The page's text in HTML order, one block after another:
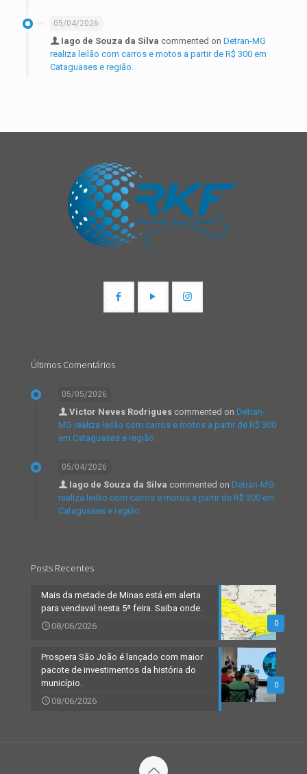
05/04/2026
Iago de Souza da Silva commented on Detran-MG
realiza leilão com carros e motos a partir de R$ 300 em
Cataguases e região.
Últimos Comentários
05/05/2026
Victor Neves Rodrigues commented on Detran-
MG realiza leilão com carros e motos a partir de R$ 300
em Cataguases e região.
05/04/2026
Iago de Souza da Silva commented on Detran-MG
realiza leilão com carros e motos a partir de R$ 300 em
Cataguases e região.
Posts Recentes
0
Mais da metade de Minas está em alerta
para vendaval nesta 5ª feira. Saiba onde.
08/06/2026
0
Prospera São João é lançado com maior
pacote de investimentos da história do
município.
08/06/2026